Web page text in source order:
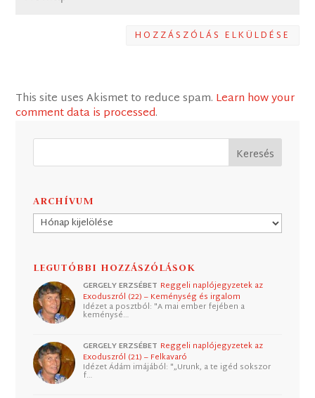
HOZZÁSZÓLÁS ELKÜLDÉSE
This site uses Akismet to reduce spam. Learn how your
comment data is processed.
ARCHÍVUM
Archívum
LEGUTÓBBI HOZZÁSZÓLÁSOK
GERGELY ERZSÉBET Reggeli naplójegyzetek az
Exoduszról (22) – Keménység és irgalom
Idézet a posztból: "A mai ember fejében a
keménysé…
GERGELY ERZSÉBET Reggeli naplójegyzetek az
Exoduszról (21) – Felkavaró
Idézet Ádám imájából: "„Urunk, a te igéd sokszor
f…